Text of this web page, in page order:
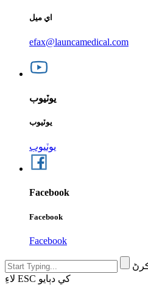
اي ميل
efax@launcamedical.com
يوٽيوب
يوٽيوب
يوٽيوب
Facebook
Facebook
Facebook
لاءِ ESC کي دٻايو